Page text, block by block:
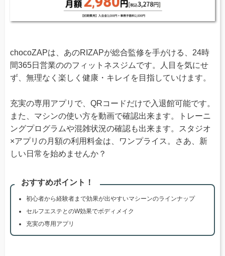
chocoZAPは、あのRIZAPが総合監修を手がける、24時
間365日営業ののフィットネスジムです。人目を気にせ
ず、無理なく楽しく健康・キレイを目指していけます。
充実の専用アプリで、QRコードだけで入退館可能です。
また、マシンの使い方を動画で確認出来ます。トレーニ
ングプログラムや混雑状況の確認も出来ます。スタジオ
×アプリの月額の利用料金は、ワンプライス。さあ、新
しい日常を始めませんか？
おすすめポイント！
初心者から経験者まで効果が出やすいマシーンのラインナップ
セルフエステとのW効果でボディメイク
充実の専用アプリ